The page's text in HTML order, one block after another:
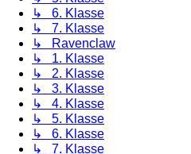
↳ 6. Klasse
↳ 7. Klasse
↳ Ravenclaw
↳ 1. Klasse
↳ 2. Klasse
↳ 3. Klasse
↳ 4. Klasse
↳ 5. Klasse
↳ 6. Klasse
↳ 7. Klasse